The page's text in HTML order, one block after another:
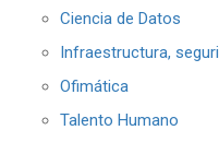
Ciencia de Datos
Infraestructura,
Ofimática
Talento Humano